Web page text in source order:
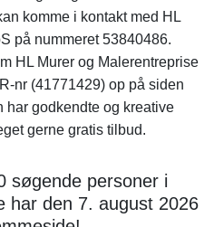
komme i kontakt med HL
på nummeret 53840486.
HL Murer og Malerentreprise
nr (41771429) op på siden
har godkendte og kreative
gerne gratis tilbud.
søgende personer i
har den 7. august 2026